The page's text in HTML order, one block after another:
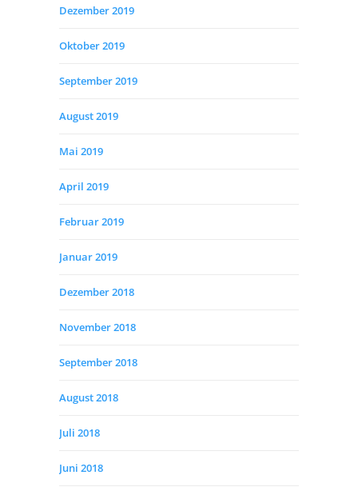
Dezember 2019
Oktober 2019
September 2019
August 2019
Mai 2019
April 2019
Februar 2019
Januar 2019
Dezember 2018
November 2018
September 2018
August 2018
Juli 2018
Juni 2018